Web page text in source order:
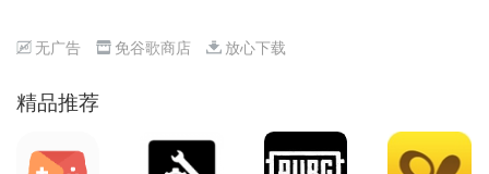
无广告 免谷歌商店 放心下载
精品推荐